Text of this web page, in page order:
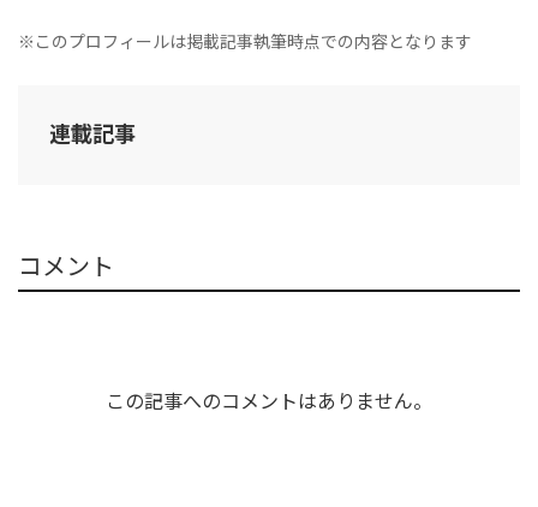
※このプロフィールは掲載記事執筆時点での内容となります
連載記事
コメント
この記事へのコメントはありません。